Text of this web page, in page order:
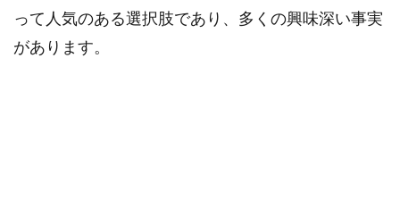
って人気のある選択肢であり、多くの興味深い事実
があります。